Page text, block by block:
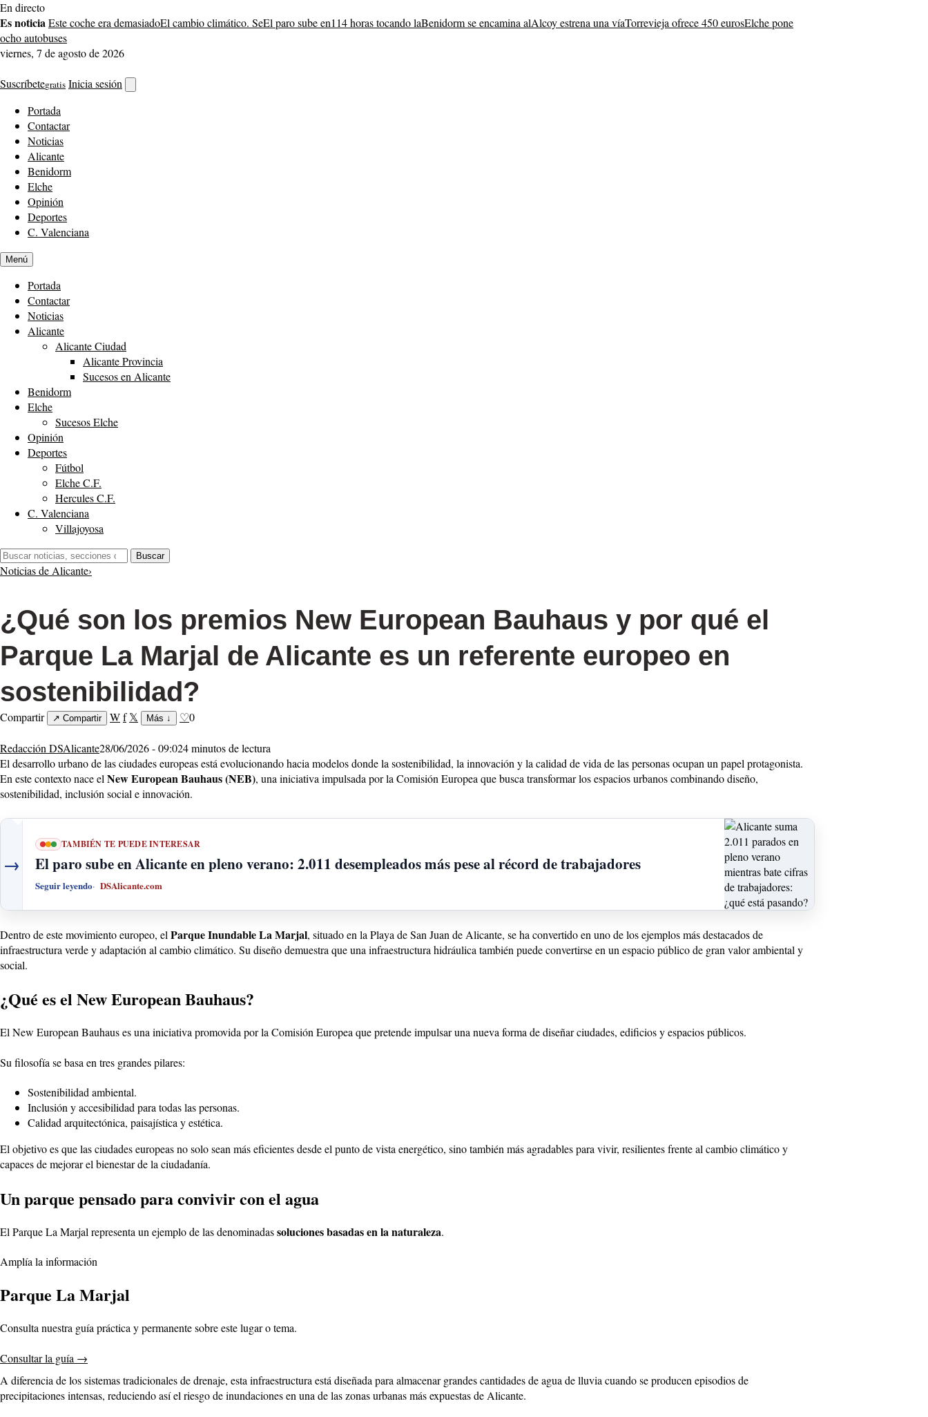
Saltar
al
contenido
En directo
Es noticiaEste coche era demasiadoEl cambio climático. SeEl paro sube en114 horas tocando laBenidorm se encamina alAlcoy estrena una víaTorrevieja ofrece 450 eurosElche pone
ocho autobuses
viernes, 7 de agosto de 2026
Suscríbetegratis Inicia sesión
buscador
Portada
Contactar
Noticias
Alicante
Benidorm
Elche
Opinión
Deportes
C. Valenciana
Menú
Portada
Contactar
Noticias
Alicante
Alicante Ciudad
Alicante Provincia
Sucesos en Alicante
Benidorm
Elche
Sucesos Elche
Opinión
Deportes
Fútbol
Elche C.F.
Hercules C.F.
C. Valenciana
Villajoyosa
Buscar:
Buscar
Noticias de Alicante›
¿Qué son los premios New European Bauhaus y por qué el
Parque La Marjal de Alicante es un referente europeo en
sostenibilidad?
Compartir ↗ Compartir Wf 𝕏 Más ↓ ♡0
Redacción DSAlicante28/06/2026 - 09:024 minutos de lectura
El desarrollo urbano de las ciudades europeas está evolucionando hacia modelos donde la sostenibilidad, la innovación y la calidad de vida de las personas ocupan un papel protagonista.
En este contexto nace el New European Bauhaus (NEB), una iniciativa impulsada por la Comisión Europea que busca transformar los espacios urbanos combinando diseño,
sostenibilidad, inclusión social e innovación.
→
TAMBIÉN TE PUEDE INTERESAR
El paro sube en Alicante en pleno verano: 2.011 desempleados más pese al récord de trabajadores
Seguir leyendo DSAlicante.com
Dentro de este movimiento europeo, el Parque Inundable La Marjal, situado en la Playa de San Juan de Alicante, se ha convertido en uno de los ejemplos más destacados de
infraestructura verde y adaptación al cambio climático. Su diseño demuestra que una infraestructura hidráulica también puede convertirse en un espacio público de gran valor ambiental y
social.
¿Qué es el New European Bauhaus?
El New European Bauhaus es una iniciativa promovida por la Comisión Europea que pretende impulsar una nueva forma de diseñar ciudades, edificios y espacios públicos.
Su filosofía se basa en tres grandes pilares:
Sostenibilidad ambiental.
Inclusión y accesibilidad para todas las personas.
Calidad arquitectónica, paisajística y estética.
El objetivo es que las ciudades europeas no solo sean más eficientes desde el punto de vista energético, sino también más agradables para vivir, resilientes frente al cambio climático y
capaces de mejorar el bienestar de la ciudadanía.
Un parque pensado para convivir con el agua
El Parque La Marjal representa un ejemplo de las denominadassoluciones basadas en la naturaleza.
Amplía la información
Parque La Marjal
Consulta nuestra guía práctica y permanente sobre este lugar o tema.
Consultar la guía →
A diferencia de los sistemas tradicionales de drenaje, esta infraestructura está diseñada para almacenar grandes cantidades de agua de lluvia cuando se producen episodios de
precipitaciones intensas, reduciendo así el riesgo de inundaciones en una de las zonas urbanas más expuestas de Alicante.